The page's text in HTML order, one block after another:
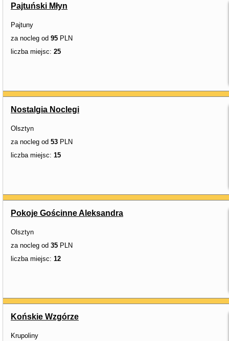
Pajtuński Młyn
Pajtuny
za nocleg od 95 PLN
liczba miejsc: 25
Nostalgia Noclegi
Olsztyn
za nocleg od 53 PLN
liczba miejsc: 15
Pokoje Gościnne Aleksandra
Olsztyn
za nocleg od 35 PLN
liczba miejsc: 12
Końskie Wzgórze
Krupoliny